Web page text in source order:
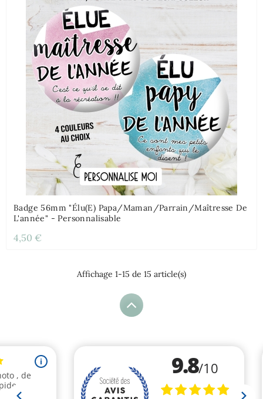
Badge 56mm "Élu(e) Papa/Maman/Parrain/Maîtresse De
L'année" - Personnalisable
4,50 €
Affichage 1-15 de 15 article(s)